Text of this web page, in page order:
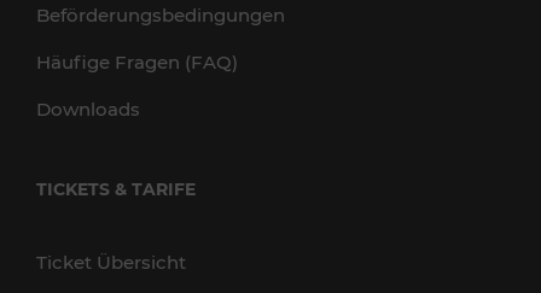
Beförderungsbedingungen
Häufige Fragen (FAQ)
Downloads
TICKETS & TARIFE
Ticket Übersicht